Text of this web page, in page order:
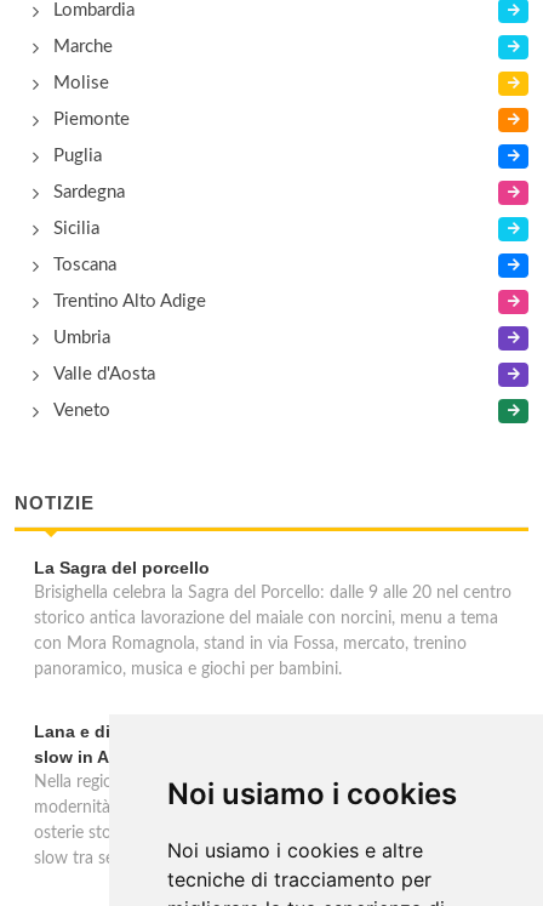
Noi usiamo i cookies
Noi usiamo i cookies e altre
tecniche di tracciamento per
Lombardia
Marche
Molise
Piemonte
Puglia
Sardegna
Sicilia
Toscana
Trentino Alto Adige
Umbria
Valle d'Aosta
Veneto
NOTIZIE
La Sagra del porcello
Brisighella celebra la Sagra del Porcello: dalle 9 alle 20 nel centro
storico antica lavorazione del maiale con norcini, menu a tema
con Mora Romagnola, stand in via Fossa, mercato, trenino
panoramico, musica e giochi per bambini.
Lana e dintorni: Törggelen, vini d'eccellenza e vacanze
slow in Alto Adige
Nella regione di Lana in Alto Adige tradizione contadina e
modernità si fondono in un'esperienza autentica. Törggelen nelle
osterie storiche, vini da antiche tradizioni vitivinicole e vacanze
slow tra sentieri delle rogge e produttori locali.